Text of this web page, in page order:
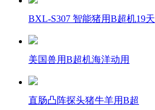
BXL-S307 智能猪用B超机19天
美国兽用B超机海洋动用
直肠凸阵探头猪牛羊用B超